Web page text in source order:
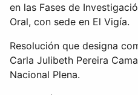
en las Fases de
Oral, con sede en El Vigía.
Resolución que designa
Carla Julibeth Pereira
Nacional Plena.